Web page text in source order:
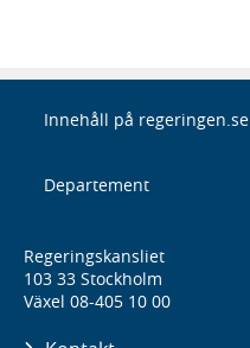
Innehåll på regeringen.se
Departement
Regeringskansliet
103 33 Stockholm
Växel 08-405 10 00